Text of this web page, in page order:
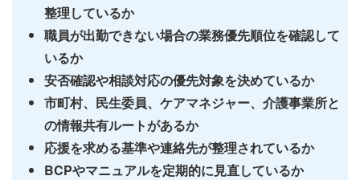
整理しているか
職員が出勤できない場合の業務優先順位を確認して
いるか
安否確認や相談対応の優先対象を決めているか
市町村、民生委員、ケアマネジャー、介護事業所と
の情報共有ルートがあるか
応援を求める基準や連絡先が整理されているか
BCPやマニュアルを定期的に見直しているか